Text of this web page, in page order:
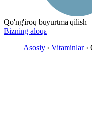
Qo'ng'iroq buyurtma qilish
Bizning aloqa
Asosiy › Vitaminlar›